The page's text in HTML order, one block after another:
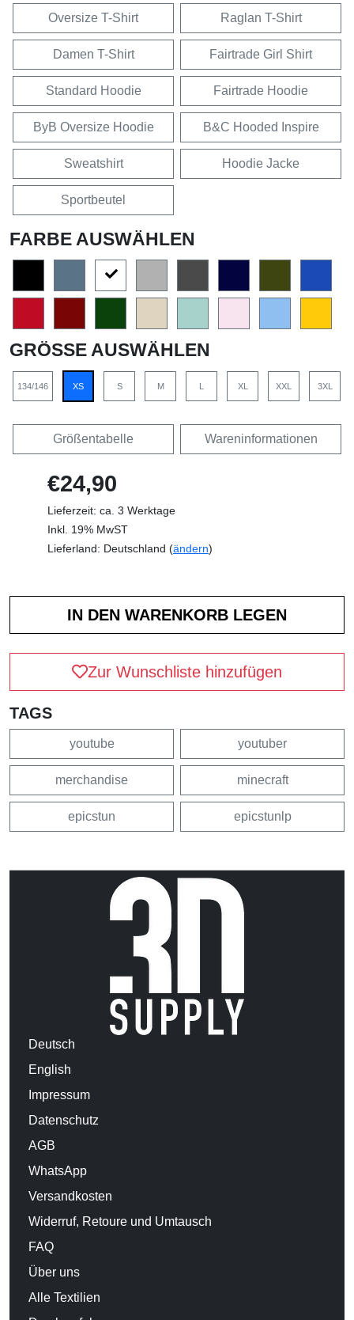
Oversize T-Shirt Raglan T-Shirt
Damen T-Shirt Fairtrade Girl Shirt
Standard Hoodie Fairtrade Hoodie
ByB Oversize Hoodie B&C Hooded Inspire
Sweatshirt Hoodie Jacke
Sportbeutel
FARBE AUSWÄHLEN
GRÖSSE AUSWÄHLEN
134/146 XS S M L XL XXL 3XL
Größentabelle Wareninformationen
€24,90
Lieferzeit: ca. 3 Werktage
Inkl. 19% MwST
Lieferland: Deutschland (ändern)
Zur Wunschliste hinzufügen
TAGS
youtube youtuber
merchandise minecraft
epicstun epicstunlp
Deutsch
English
Impressum
Datenschutz
AGB
WhatsApp
Versandkosten
Widerruf, Retoure und Umtausch
FAQ
Über uns
Alle Textilien